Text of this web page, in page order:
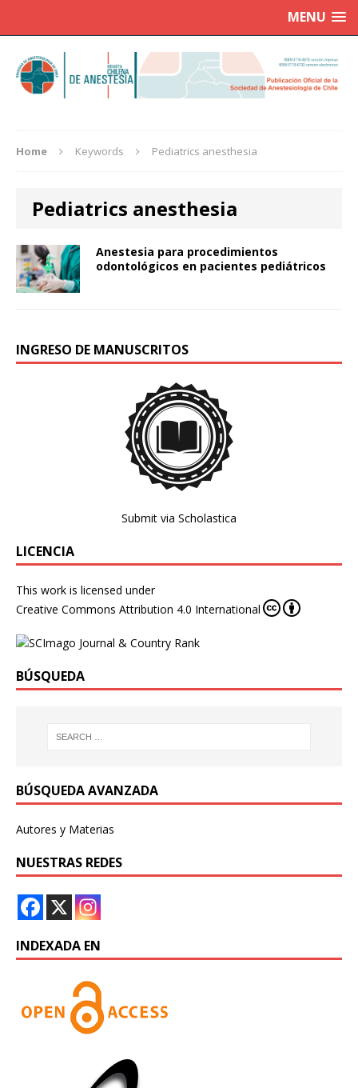
MENU
Home Keywords Pediatrics anesthesia
Pediatrics anesthesia
Anestesia para procedimientos
odontológicos en pacientes pediátricos
INGRESO DE MANUSCRITOS
Submit via Scholastica
LICENCIA
This work is licensed under
Creative Commons Attribution 4.0 International
BÚSQUEDA
BÚSQUEDA AVANZADA
Autores y Materias
NUESTRAS REDES
INDEXADA EN